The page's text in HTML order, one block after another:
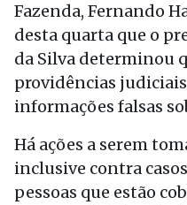
Fazenda, Fernando
desta quarta que o
da Silva determinou
providências
informações falsas
Há ações a serem
inclusive contra
pessoas que estão